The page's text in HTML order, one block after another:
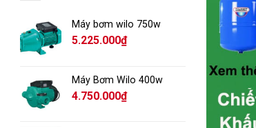
Máy bơm wilo 750w
5.225.000₫
Máy Bơm Wilo 400w
4.750.000₫